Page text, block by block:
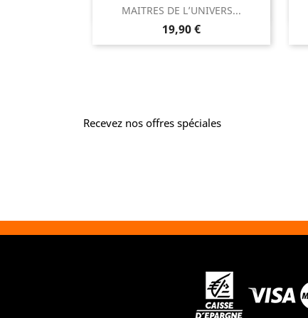
MAITRES DE L’UNIVERS...
Prix
19,90 €
Aperçu rapide
Recevez nos offres spéciales